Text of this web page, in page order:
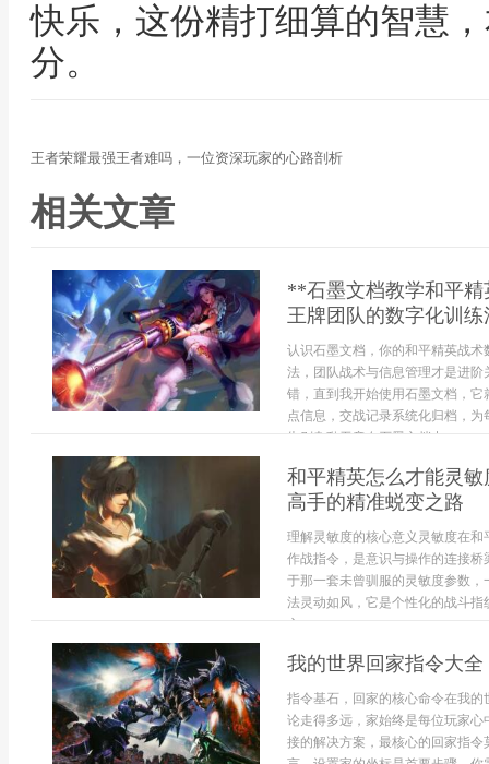
快乐，这份精打细算的智慧
分。
王者荣耀最强王者难吗，一位资深玩家的心路剖析
相关文章
**石墨文档教学和平
王牌团队的数字化训
认识石墨文档，你的和平精英战
法，团队战术与信息管理才是进
错，直到我开始使用石墨文档，
点信息，交战记录系统化归档，
告别杂乱无章在石墨文档中...
和平精英怎么才能灵
高手的精准蜕变之路
理解灵敏度的核心意义灵敏度在
作战指令，是意识与操作的连接
于那一套未曾驯服的灵敏度参数
法灵动如风，它是个性化的战斗
方...
我的世界回家指令大
指令基石，回家的核心命令在我
论走得多远，家始终是每位玩家
接的解决方案，最核心的回家指令